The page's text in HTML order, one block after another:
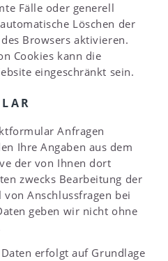
Fälle oder generell
Löschen der
Browsers aktivieren.
Cookies kann die
eingeschränkt sein.
Anfragen
Ihre Angaben aus dem
der von Ihnen dort
zwecks Bearbeitung der
Anschlussfragen bei
geben wir nicht ohne
erfolgt auf Grundlage